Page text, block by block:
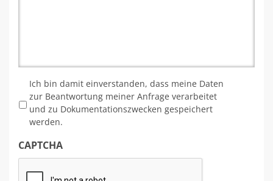
Ich bin damit einverstanden, dass meine Daten
zur Beantwortung meiner Anfrage verarbeitet
und zu Dokumentationszwecken gespeichert
werden.
CAPTCHA